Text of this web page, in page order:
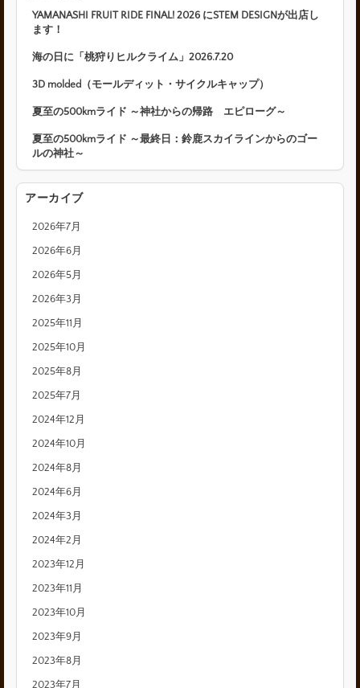
YAMANASHI FRUIT RIDE FINAL! 2026 にSTEM DESIGNが出店し
ます！
海の日に「桃狩りヒルクライム」2026.7.20
3D molded（モールディット・サイクルキャップ）
夏至の500kmライド ～神社からの帰路 エピローグ～
夏至の500kmライド ～最終日：鈴鹿スカイラインからのゴー
ルの神社～
アーカイブ
2026年7月
2026年6月
2026年5月
2026年3月
2025年11月
2025年10月
2025年8月
2025年7月
2024年12月
2024年10月
2024年8月
2024年6月
2024年3月
2024年2月
2023年12月
2023年11月
2023年10月
2023年9月
2023年8月
2023年7月